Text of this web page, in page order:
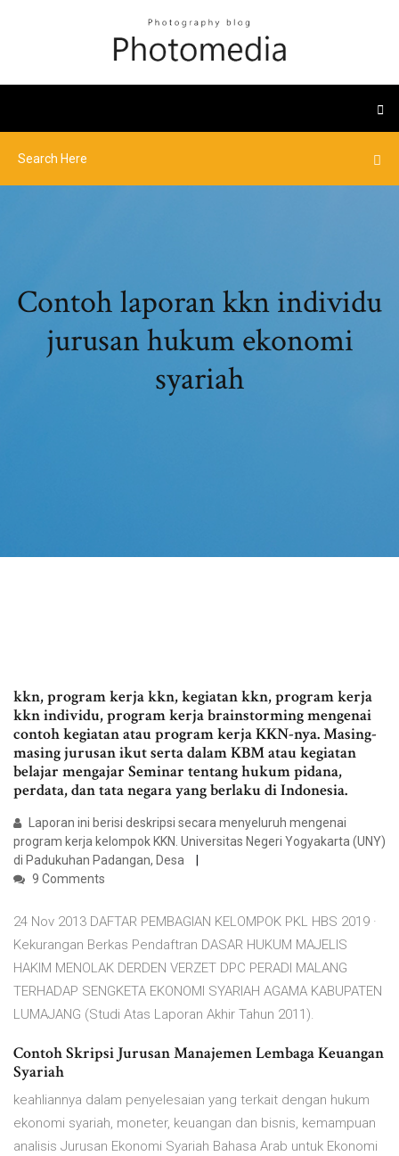
Contoh laporan kkn individu
jurusan hukum ekonomi
syariah
kkn, program kerja kkn, kegiatan kkn, program kerja
kkn individu, program kerja brainstorming mengenai
contoh kegiatan atau program kerja KKN-nya. Masing-
masing jurusan ikut serta dalam KBM atau kegiatan
belajar mengajar Seminar tentang hukum pidana,
perdata, dan tata negara yang berlaku di Indonesia.
Laporan ini berisi deskripsi secara menyeluruh mengenai
program kerja kelompok KKN. Universitas Negeri Yogyakarta (UNY)
di Padukuhan Padangan, Desa
9 Comments
24 Nov 2013 DAFTAR PEMBAGIAN KELOMPOK PKL HBS 2019 ·
Kekurangan Berkas Pendaftran DASAR HUKUM MAJELIS
HAKIM MENOLAK DERDEN VERZET DPC PERADI MALANG
TERHADAP SENGKETA EKONOMI SYARIAH AGAMA KABUPATEN
LUMAJANG (Studi Atas Laporan Akhir Tahun 2011).
Contoh Skripsi Jurusan Manajemen Lembaga Keuangan
Syariah
keahliannya dalam penyelesaian yang terkait dengan hukum
ekonomi syariah, moneter, keuangan dan bisnis, kemampuan
analisis Jurusan Ekonomi Syariah Bahasa Arab untuk Ekonomi